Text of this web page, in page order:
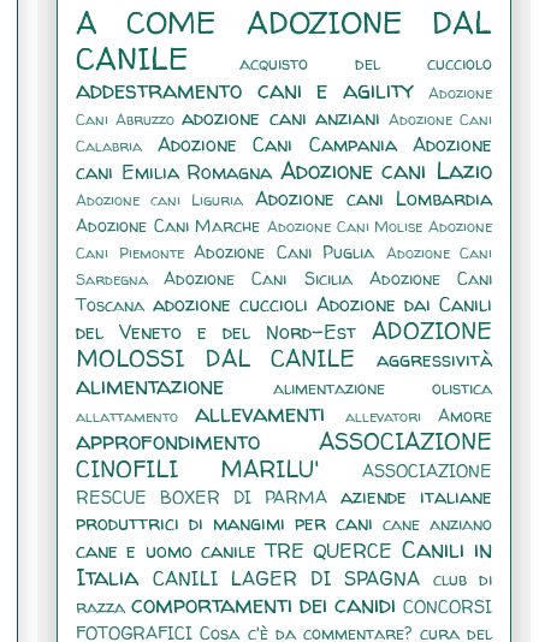
A COME ADOZIONE DAL
CANILE
acquisto del cucciolo
addestramento cani e agility
Adozione
Cani Abruzzo adozione cani anziani Adozione Cani
Calabria
Adozione Cani Campania
Adozione
cani Emilia Romagna Adozione cani Lazio
Adozione cani Liguria Adozione cani Lombardia
Adozione Cani Marche Adozione Cani Molise Adozione
Cani Piemonte Adozione Cani Puglia Adozione Cani
Sardegna
Adozione Cani Sicilia
Adozione Cani
Toscana adozione cuccioli Adozione dai Canili
del Veneto e del Nord-Est ADOZIONE
MOLOSSI DAL CANILE
aggressività
alimentazione alimentazione olistica
allattamento allevamenti allevatori Amore
approfondimento
ASSOCIAZIONE
CINOFILI MARILU'
ASSOCIAZIONE
RESCUE BOXER DI PARMA aziende italiane
produttrici di mangimi per cani cane anziano
cane e uomo canile TRE QUERCE Canili in
Italia CANILI LAGER DI SPAGNA club di
razza comportamenti dei canidi CONCORSI
FOTOGRAFICI Cosa c'è da commentare? cura del